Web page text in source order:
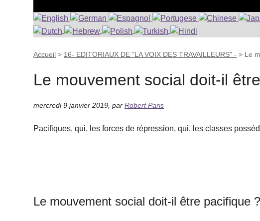
Accueil > 16- EDITORIAUX DE "LA VOIX DES TRAVAILLEURS" - > Le
Le mouvement social doit-il
mercredi 9 janvier 2019 ,parRobert Paris
Pacifiques, qui, les forces de répression, qui, les classes
Le mouvement social doit-il être pacifique ?